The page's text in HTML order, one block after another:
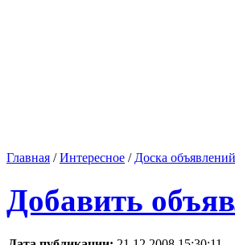
Главная /Интересное / Доска объявлений
Добавить